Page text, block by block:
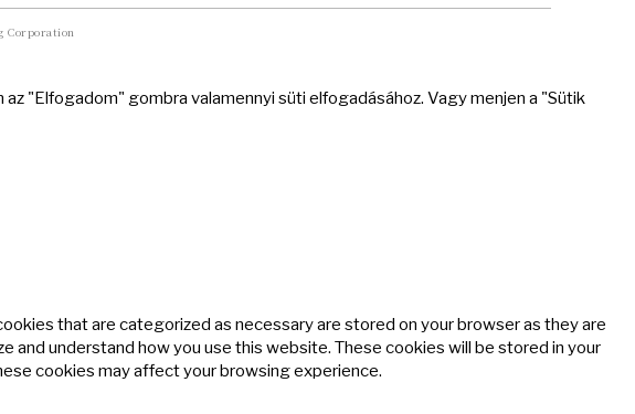
Corporation
"Elfogadom" gombra valamennyi süti elfogadásához. Vagy menjen a "Sütik
that are categorized as necessary are stored on your browser as they are
understand how you use this website. These cookies will be stored in your
cookies may affect your browsing experience.